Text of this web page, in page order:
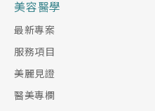
美容醫學
最新專案
服務項目
美麗見證
醫美專欄